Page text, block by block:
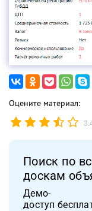
Оцените материал:
Поиск по
доскам
Демо-
доступ